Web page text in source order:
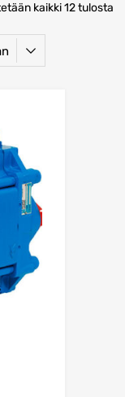
kaikki 12 tulosta